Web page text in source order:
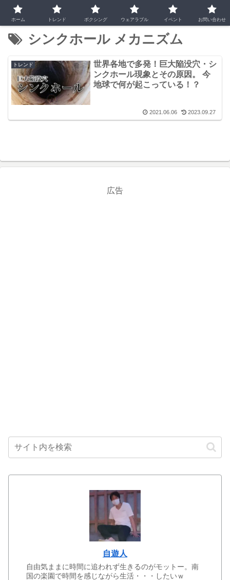
シンクホール メカニズム
トレンド
世界各地で多発！巨大陥没穴・シ
ンクホール現象とその原因。 今
地球で何が起こっている！？
2021.06.06 2023.09.27
広告
自遊人
自由気ままに時間に追われず生きるのがモットー。南
国の楽園で時間を感じながら生活・・・したいｗ
ホーム トレンド ボクシング ウェアラブル イベント お問い合わせ